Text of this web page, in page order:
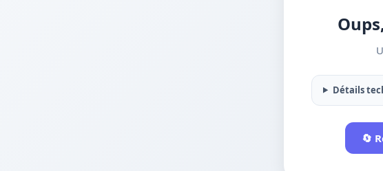
Détails
🔄